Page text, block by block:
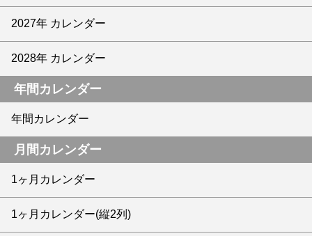
2027年 カレンダー
2028年 カレンダー
年間カレンダー
年間カレンダー
月間カレンダー
1ヶ月カレンダー
1ヶ月カレンダー(縦2列)